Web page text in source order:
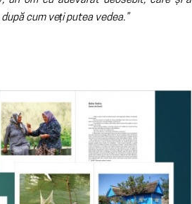
cum veți putea vedea.”